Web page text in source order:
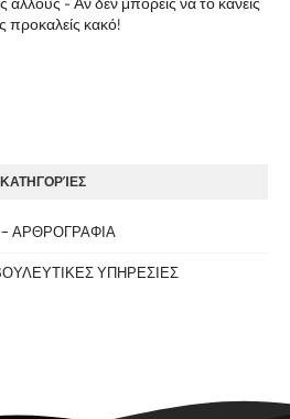
προκαλείς κακό!
ΚΑΤΗΓΟΡΊΕΣ
- ΑΡΘΡΟΓΡΑΦΙΑ
ΥΠΗΡΕΣΙΕΣ